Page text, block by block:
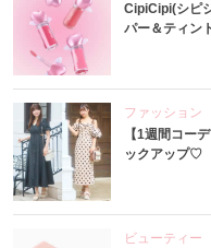
CipiCipi(シピ
パー＆ティン
ファッション
【1週間コー
ックアップ♡
ビューティー